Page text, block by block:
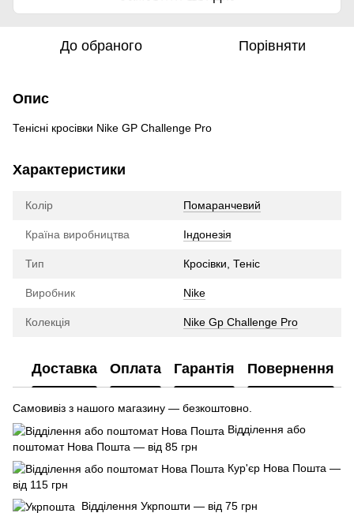
До обраного Порівняти
Опис
Тенісні кросівки Nike GP Challenge Pro
Характеристики
Колір Помаранчевий
Країна виробництва Індонезія
Тип Кросівки, Теніс
Виробник Nike
Колекція Nike Gp Challenge Pro
Доставка Оплата Гарантія Повернення
Самовивіз з нашого магазину — безкоштовно.
Відділення або
поштомат Нова Пошта — від 85 грн
Кур'єр Нова Пошта —
від 115 грн
Відділення Укрпошти — від 75 грн